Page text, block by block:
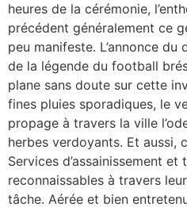
heures de la cérémonie,
précédent généralement ce
peu manifeste. L’annonce
de la légende du football
plane sans doute sur cette
fines pluies sporadiques, le
propage à travers la ville
herbes verdoyants. Et aussi,
Services d’assainissement
reconnaissables à travers
tâche. Aérée et bien